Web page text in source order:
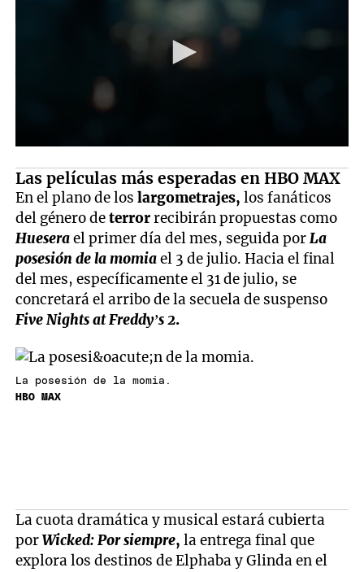
Las películas más esperadas en HBO MAX
En el plano de loslargometrajes, los fanáticos
del género deterrorrecibirán propuestas como
Hueserael primer día del mes, seguida porLa
posesión de la momiael 3 de julio. Hacia el final
del mes, específicamente el 31 de julio, se
concretará el arribo de la secuela de suspenso
Five Nights at Freddy’s 2.
La posesión de la momia.
HBO MAX
La cuota dramática y musical estará cubierta
porWicked: Por siempre, la entrega final que
explora los destinos de Elphaba y Glinda en el